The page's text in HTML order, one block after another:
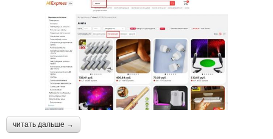
читать дальше →